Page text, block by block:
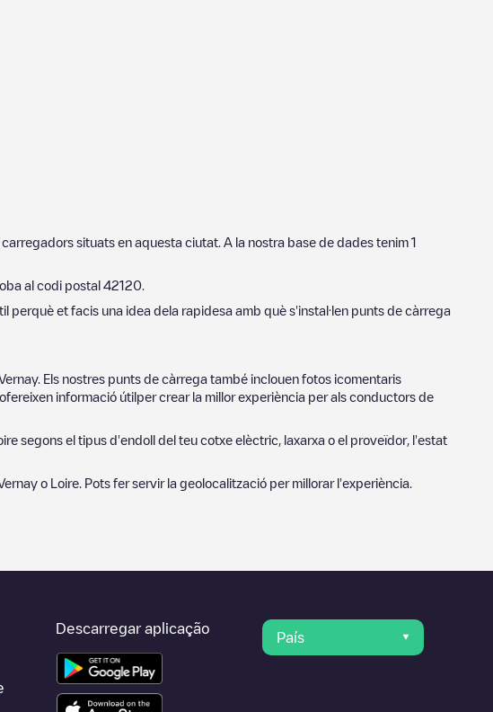
situats en aquesta ciutat. A la nostra base de dades tenim 1
al codi postal 42120
perquè et facis una idea dela rapidesa amb què s'instal·len punts de càrrega
. Els nostres punts de càrrega també inclouen fotos icomentaris
informació útilper crear la millor experiència per als conductors de
segons el tipus d'endoll del teu cotxe elèctric, laxarxa o el proveïdor, l'estat
o Loire . Pots fer servir la geolocalització per millorar l'experiència.
Descarregar aplicação
País